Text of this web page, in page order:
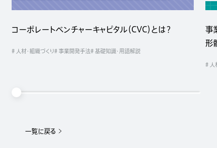
コーポレートベンチャーキャピタル（CVC）とは？
# 人材・組織づくり# 事業開発手法# 基礎知識・用語解説
事
形
# 人
一覧に戻る